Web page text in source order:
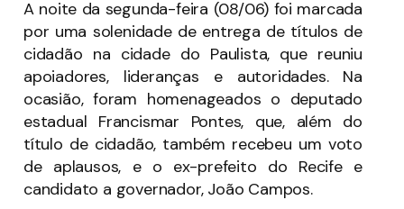
A noite da segunda-feira (08/06) foi marcada
por uma solenidade de entrega de títulos de
cidadão na cidade do Paulista, que reuniu
apoiadores, lideranças e autoridades. Na
ocasião, foram homenageados o deputado
estadual Francismar Pontes, que, além do
título de cidadão, também recebeu um voto
de aplausos, e o ex-prefeito do Recife e
candidato a governador, João Campos.